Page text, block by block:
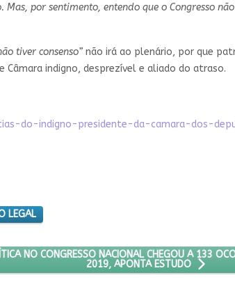
por sentimento, entendo que o Congresso
tiver consenso” não irá ao plenário, por que
Câmara indigno, desprezível e aliado do atraso.
do-indigno-presidente-da-camara-dos-
LEGAL
VIOLÊNCIA POLÍTICA NO CONGRESSO
NO CONGRESSO NACIONAL CHEGOU A 133
2019, APONTA ESTUDO